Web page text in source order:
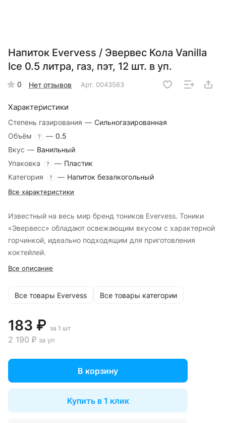
Напиток Evervess / Эвервес Кола Vanilla
Ice 0.5 литра, газ, пэт, 12 шт. в уп.
0 Нет отзывов Арт. 0043563
Характеристики
Степень газирования — Сильногазированная
Объём
? — 0.5
Вкус — Ванильный
Упаковка
? — Пластик
Категория
? — Напиток безалкогольный
Все характеристики
Известный на весь мир бренд тоников Evervess. Тоники
«Эвервесс» обладают освежающим вкусом с характерной
горчинкой, идеально подходящим для приготовления
коктейлей.
Все описание
Все товары Evervess Все товары категории
183 ₽ за 1 шт
2 190 ₽ за уп
В корзину
Купить в 1 клик